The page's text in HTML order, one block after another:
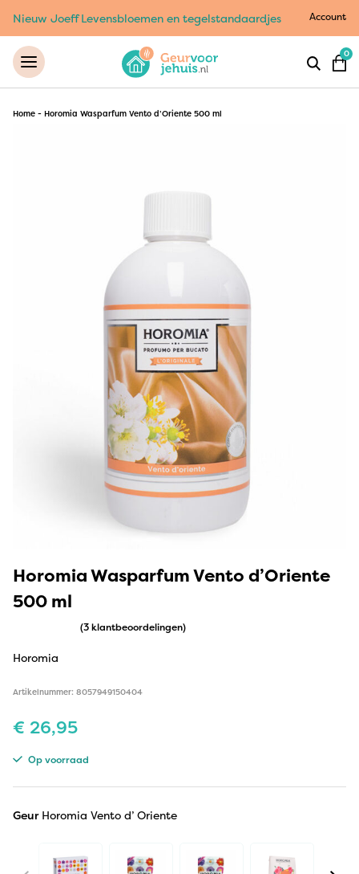
Nieuw Joeff Levensbloemen en tegelstandaardjes Account
0
Home - Horomia Wasparfum Vento d’Oriente 500 ml
Horomia Wasparfum Vento d’Oriente
500 ml
(3 klantbeoordelingen)
Horomia
Artikelnummer: 8057949150404
€ 26,95
Op voorraad
Geur Horomia Vento d’ Oriente